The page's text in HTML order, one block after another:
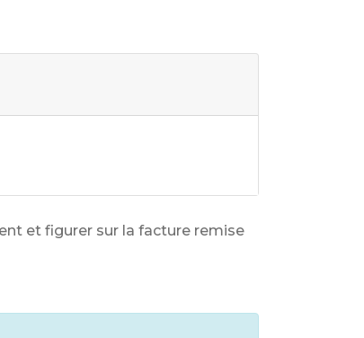
et figurer sur la facture remise